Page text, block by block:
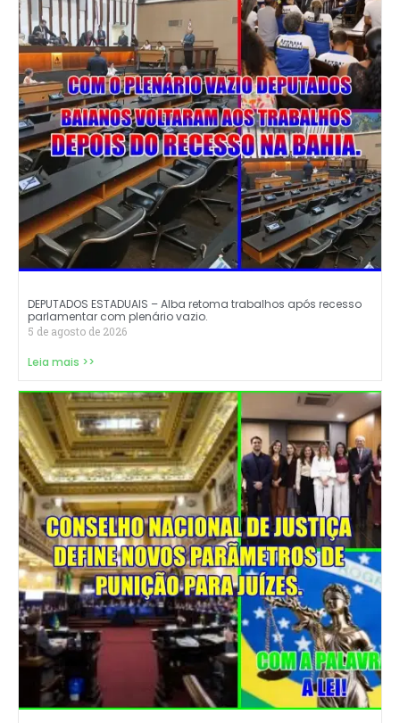
DEPUTADOS ESTADUAIS – Alba retoma trabalhos após recesso
parlamentar com plenário vazio.
5 de agosto de 2026
Leia mais >>